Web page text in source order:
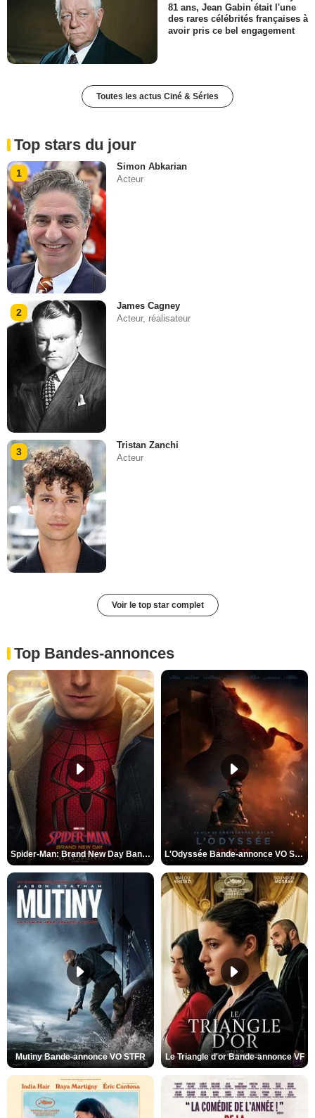
81 ans, Jean Gabin était l'une
des rares célébrités françaises à
avoir pris ce bel engagement
Toutes les actus Ciné & Séries
Top stars du jour
1
Simon Abkarian
Acteur
2
James Cagney
Acteur, réalisateur
3
Tristan Zanchi
Acteur
Voir le top star complet
Top Bandes-annonces
Spider-Man: Brand New Day Bande-annonce VO STFR L'Odyssée Bande-annonce VO STFR
Mutiny Bande-annonce VO STFR Le Triangle d'or Bande-annonce VF